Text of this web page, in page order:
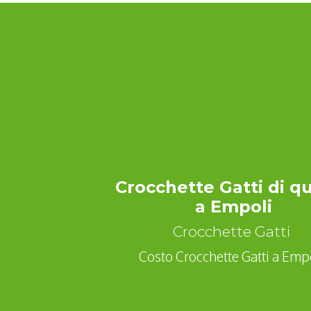
Crocchette Gatti di
a Empoli
Crocchette Gatti
Costo Crocchette Gatti a